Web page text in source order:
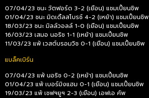
07/04/23 ชนะ วัตฟอร์ด 3-2 (เยือน) แชมเปี้ยนชิพ
01/04/23 ชนะ มิดเดิ้ลสโบรช์ 4-2 (เหย้า) แชมเปี้ยนชิพ
18/03/23 ชนะ มิลล์วอลล์ 1-0 (เยือน) แชมเปี้ยนชิพ
16/03/23 เสมอ นอริช 1-1 (เหย้า) แชมเปี้ยนชิพ
11/03/23 แพ้ เวสต์บรอมวิช 0-1 (เยือน) แชมเปี้ยนชิพ
แบล็คเบิร์น
07/04/23 แพ้ นอริช 0-2 (เหย้า) แชมเปี้ยนชิพ
01/04/23 แพ้ เบอร์มิงแฮม 0-1 (เยือน) แชมเปี้ยนชิพ
19/03/23 แพ้ เชฟฯยูฯ 2-3 (เยือน) เอฟเอ คัพ